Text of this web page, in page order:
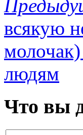
всякую
людям
Что вы